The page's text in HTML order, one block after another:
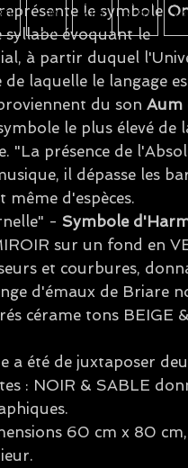
représente le symbole
syllabe évoquant le
à partir duquel
laquelle le langage
du son Aum
le plus élevé de
"La présence de
il dépasse les
même d'espèces.
- Symbole
sur un fond en
et courbures,
d'émaux de Briare
cérame tons BEIGE
a été de juxtaposer
: NOIR & SABLE
60 cm x 80 cm,